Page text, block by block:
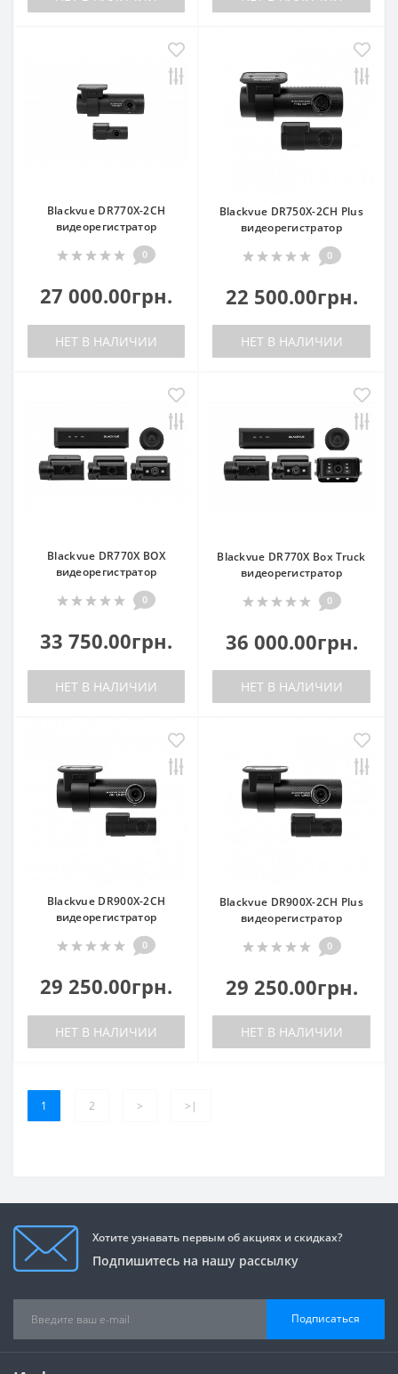
Blackvue DR770X-2CH
видеорегистратор
0
27 000.00грн.
НЕТ В НАЛИЧИИ
Blackvue DR750X-2CH Plus
видеорегистратор
0
22 500.00грн.
НЕТ В НАЛИЧИИ
Blackvue DR770X BOX
видеорегистратор
0
33 750.00грн.
НЕТ В НАЛИЧИИ
Blackvue DR770X Box Truck
видеорегистратор
0
36 000.00грн.
НЕТ В НАЛИЧИИ
Blackvue DR900X-2CH
видеорегистратор
0
29 250.00грн.
НЕТ В НАЛИЧИИ
Blackvue DR900X-2CH Plus
видеорегистратор
0
29 250.00грн.
НЕТ В НАЛИЧИИ
1 2 > >|
Хотите узнавать первым об акциях и скидках?
Подпишитесь на нашу рассылку
Подписаться